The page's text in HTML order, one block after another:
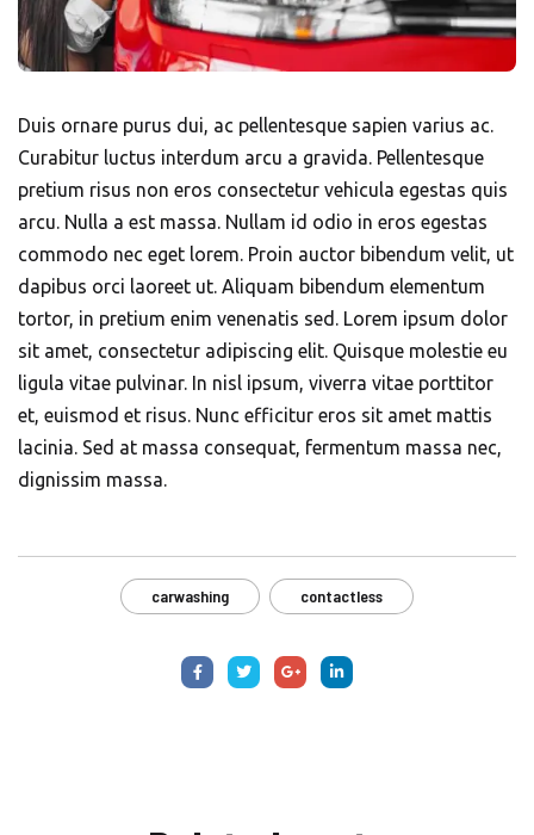
Duis ornare purus dui, ac pellentesque sapien varius ac.
Curabitur luctus interdum arcu a gravida. Pellentesque
pretium risus non eros consectetur vehicula egestas quis
arcu. Nulla a est massa. Nullam id odio in eros egestas
commodo nec eget lorem. Proin auctor bibendum velit, ut
dapibus orci laoreet ut. Aliquam bibendum elementum
tortor, in pretium enim venenatis sed. Lorem ipsum dolor
sit amet, consectetur adipiscing elit. Quisque molestie eu
ligula vitae pulvinar. In nisl ipsum, viverra vitae porttitor
et, euismod et risus. Nunc efficitur eros sit amet mattis
lacinia. Sed at massa consequat, fermentum massa nec,
dignissim massa.
carwashing contactless